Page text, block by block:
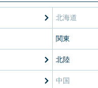
北海道
関東
北陸
中国